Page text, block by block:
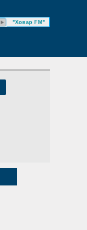
"Ховар FM"